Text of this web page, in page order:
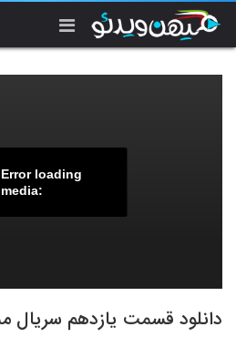
Error loading
media: